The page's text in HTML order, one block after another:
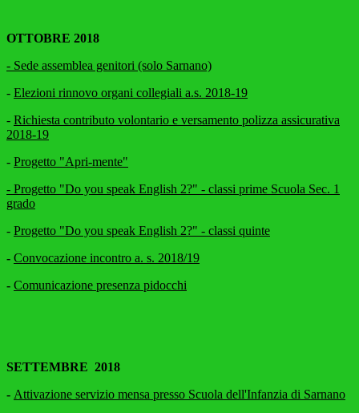
OTTOBRE 2018
- Sede assemblea genitori (solo Sarnano)
- Elezioni rinnovo organi collegiali a.s. 2018-19
- Richiesta contributo volontario e versamento polizza assicurativa
2018-19
- Progetto "Apri-mente"
- Progetto "Do you speak English 2?" - classi prime Scuola Sec. 1
grado
- Progetto "Do you speak English 2?" - classi quinte
- Convocazione incontro a. s. 2018/19
- Comunicazione presenza pidocchi
SETTEMBRE 2018
- Attivazione servizio mensa presso Scuola dell'Infanzia di Sarnano